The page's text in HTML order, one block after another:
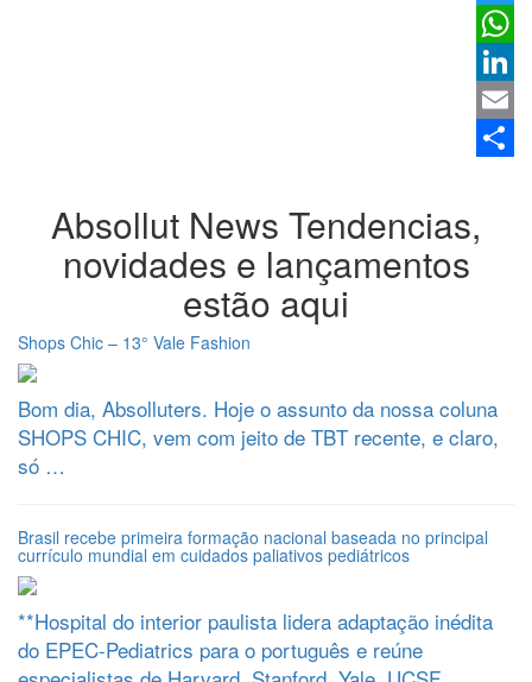
Twitter
Email
Absollut News Tendencias,
novidades e lançamentos
estão aqui
Shops Chic – 13° Vale Fashion
Bom dia, Absolluters. Hoje o assunto da nossa coluna
SHOPS CHIC, vem com jeito de TBT recente, e claro,
só …
Brasil recebe primeira formação nacional baseada no principal
currículo mundial em cuidados paliativos pediátricos
**Hospital do interior paulista lidera adaptação inédita
do EPEC-Pediatrics para o português e reúne